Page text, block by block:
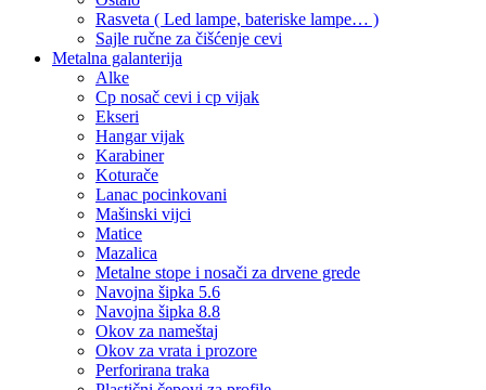
Rasveta ( Led lampe, bateriske lampe… )
Sajle ručne za čišćenje cevi
Metalna galanterija
Alke
Cp nosač cevi i cp vijak
Ekseri
Hangar vijak
Karabiner
Koturače
Lanac pocinkovani
Mašinski vijci
Matice
Mazalica
Metalne stope i nosači za drvene grede
Navojna šipka 5.6
Navojna šipka 8.8
Okov za nameštaj
Okov za vrata i prozore
Perforirana traka